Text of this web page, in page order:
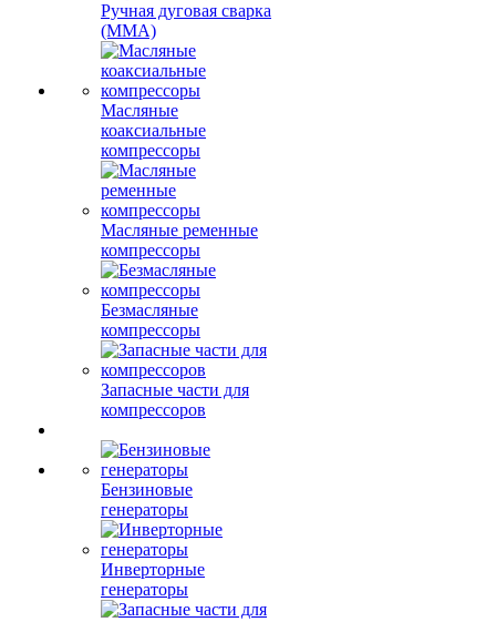
Ручная дуговая сварка
(MMA)
Масляные
коаксиальные
компрессоры
Масляные ременные
компрессоры
Безмасляные
компрессоры
Запасные части для
компрессоров
Бензиновые
генераторы
Инверторные
генераторы